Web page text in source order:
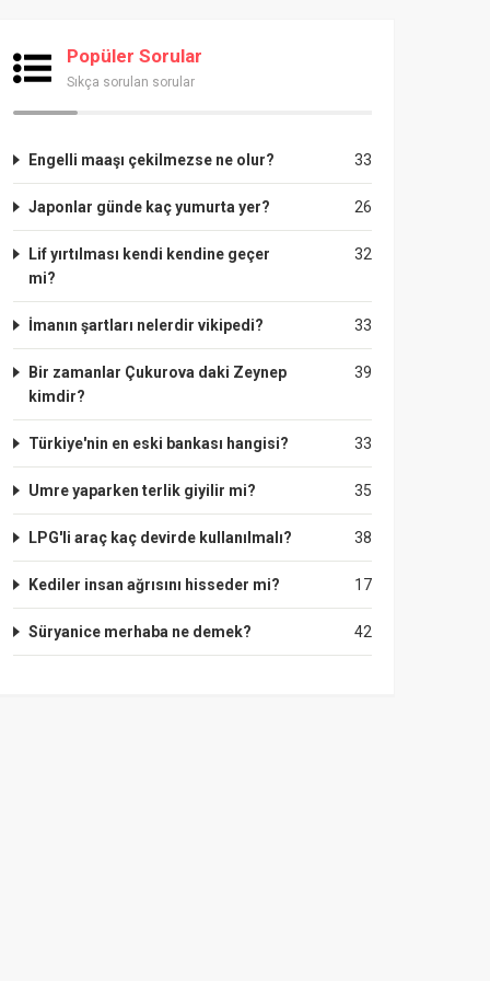
Popüler Sorular
Sıkça sorulan sorular
33
Engelli maaşı çekilmezse ne olur?
26
Japonlar günde kaç yumurta yer?
32
Lif yırtılması kendi kendine geçer
mi?
33
İmanın şartları nelerdir vikipedi?
39
Bir zamanlar Çukurova daki Zeynep
kimdir?
33
Türkiye'nin en eski bankası hangisi?
35
Umre yaparken terlik giyilir mi?
38
LPG'li araç kaç devirde kullanılmalı?
17
Kediler insan ağrısını hisseder mi?
42
Süryanice merhaba ne demek?